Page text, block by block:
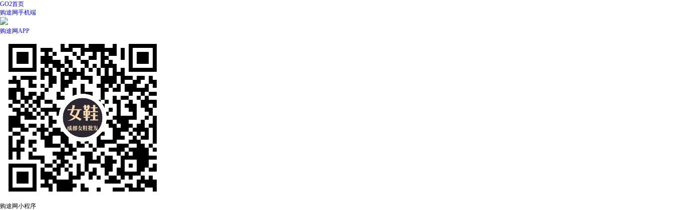
GO2首页
购途网手机端
购途网APP
购途网小程序